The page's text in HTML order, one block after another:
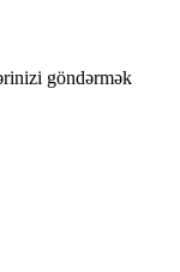
göndərmək